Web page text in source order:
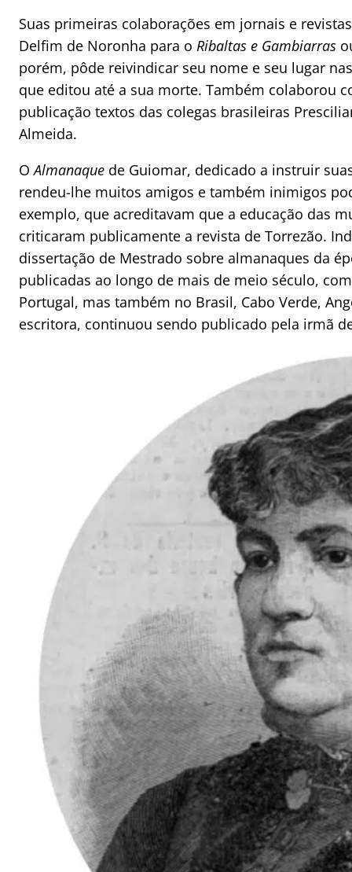
Suas primeiras colaborações em jornais e
Delfim de Noronha para o Ribaltas e Gambiarras
porém, pôde reivindicar seu nome e seu lugar
que editou até a sua morte. Também colaborou
publicação textos das colegas brasileiras
Almeida.
OAlmanaque de Guiomar, dedicado a instruir
rendeu-lhe muitos amigos e também inimigos
exemplo, que acreditavam que a educação das
criticaram publicamente a revista de Torrezão.
dissertação de Mestrado sobre almanaques da
publicadas ao longo de mais de meio século,
Portugal, mas também no Brasil, Cabo Verde,
escritora, continuou sendo publicado pela irmã